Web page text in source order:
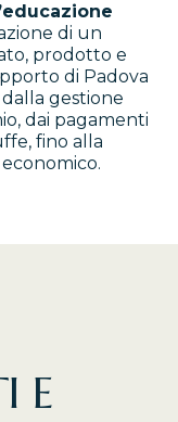
di un
prodotto e
di Padova
gestione
dai pagamenti
fino alla
E